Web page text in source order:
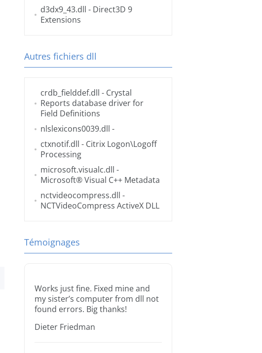
d3dx9_43.dll - Direct3D 9
Extensions
Autres fichiers dll
crdb_fielddef.dll - Crystal
Reports database driver for
Field Definitions
nlslexicons0039.dll -
ctxnotif.dll - Citrix Logon\Logoff
Processing
microsoft.visualc.dll -
Microsoft® Visual C++ Metadata
nctvideocompress.dll -
NCTVideoCompress ActiveX DLL
Témoignages
Works just fine. Fixed mine and
my sister’s computer from dll not
found errors. Big thanks!
Dieter Friedman